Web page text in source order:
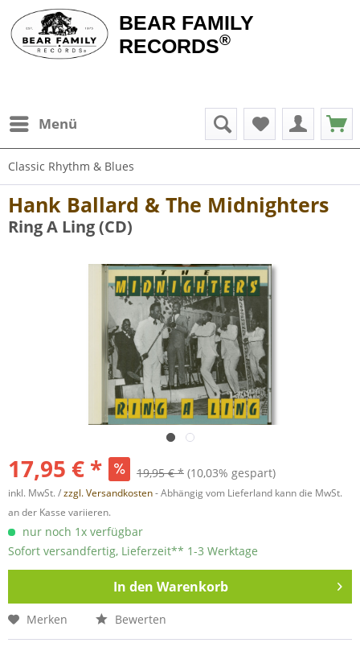
BEAR FAMILY
RECORDS®
Menü
Classic Rhythm & Blues
Hank Ballard & The Midnighters
Ring A Ling (CD)
17,95 € * 19,95 € * (10,03% gespart)
inkl. MwSt. /zzgl. Versandkosten- Abhängig vom Lieferland kann die MwSt.
an der Kasse variieren.
nur noch 1x verfügbar
Sofort versandfertig, Lieferzeit** 1-3 Werktage
In den Warenkorb
Merken Bewerten